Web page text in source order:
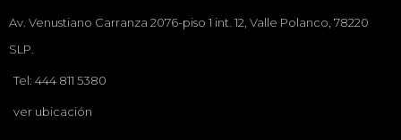
Av. Venustiano Carranza 2076-piso 1 int. 12, Valle Polanco, 78220
SLP.
Tel: 444 811 5380
ver ubicación